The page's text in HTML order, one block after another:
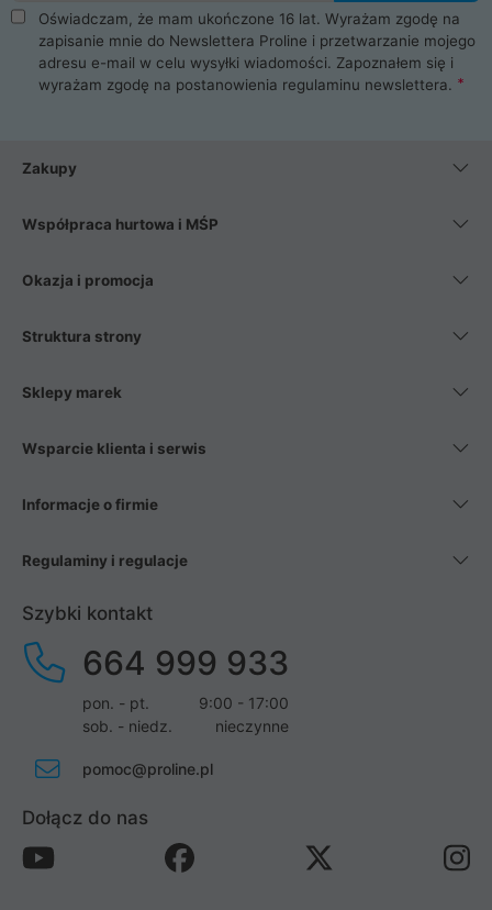
takie jak procesory, karty graficzne, płyty główne, pamięci,
dyski SSD, M.2 oraz HDD. Nasi pracownicy pomogą Ci wybrać
najlepszy zasilacz komputerowy oraz obudowę do komputera.
Poza komputerami mamy również najlepsze na rynku
Smartfony takich producentów jak Xiaomi, Apple, Samsung i
wentylatory. Na koniec mając już to wszystko, możesz
Oświadczam, że mam ukończone 16 lat. Wyrażam zgodę na
zapisanie mnie do Newslettera Proline i przetwarzanie mojego
adresu e-mail w celu wysyłki wiadomości. Zapoznałem się i
wyrażam zgodę na postanowienia regulaminu newslettera.
Zakupy
Współpraca hurtowa i MŚP
Okazja i promocja
Struktura strony
Sklepy marek
Wsparcie klienta i serwis
Informacje o firmie
Regulaminy i regulacje
Szybki kontakt
664 999 933
pon. - pt.
9:00 - 17:00
sob. - niedz.
nieczynne
pomoc@proline.pl
Dołącz do nas